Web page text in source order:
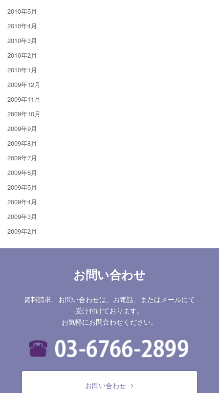
2010年5月
2010年4月
2010年3月
2010年2月
2010年1月
2009年12月
2009年11月
2009年10月
2009年9月
2009年8月
2009年7月
2009年6月
2009年5月
2009年4月
2009年3月
2009年2月
お問い合わせ
資料請求、お問い合わせは、お電話、またはメールにて
受け付けております。
お気軽にお問合わせください。
お問い合わせ